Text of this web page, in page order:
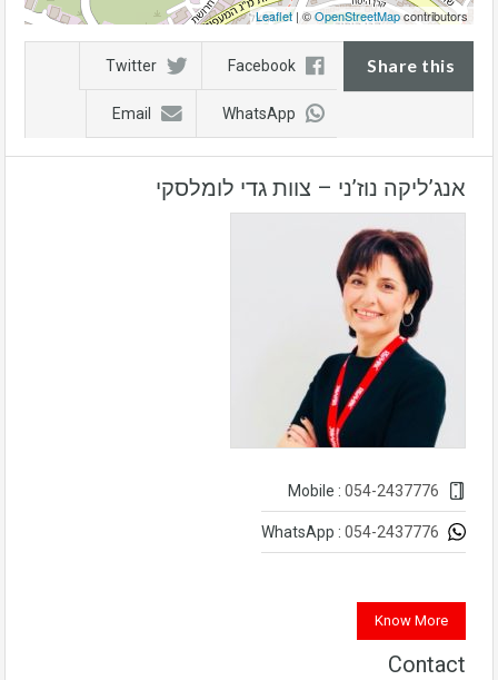
Leaflet| ©OpenStreetMapcontributors
Share this
Facebook
Twitter
WhatsApp
Email
אנג’ליקה נוז’ני – צוות גדי לומלסקי
054-2437776
054-2437776
Know More
Contact